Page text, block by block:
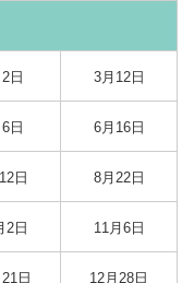
日 3月12日
日 6月16日
日 8月22日
2日 11月6日
日 12月28日